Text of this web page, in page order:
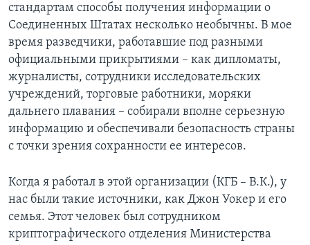
стандартам способы получения информации о
Соединенных Штатах несколько необычны. В мое
время разведчики, работавшие под разными
официальными прикрытиями – как дипломаты,
журналисты, сотрудники исследовательских
учреждений, торговые работники, моряки
дальнего плавания – собирали вполне серьезную
информацию и обеспечивали безопасность страны
с точки зрения сохранности ее интересов.
Когда я работал в этой организации (КГБ – В.К.), у
нас были такие источники, как Джон Уокер и его
семья. Этот человек был сотрудником
криптографического отделения Министерства